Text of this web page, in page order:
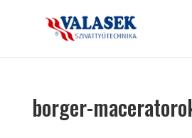
borger-